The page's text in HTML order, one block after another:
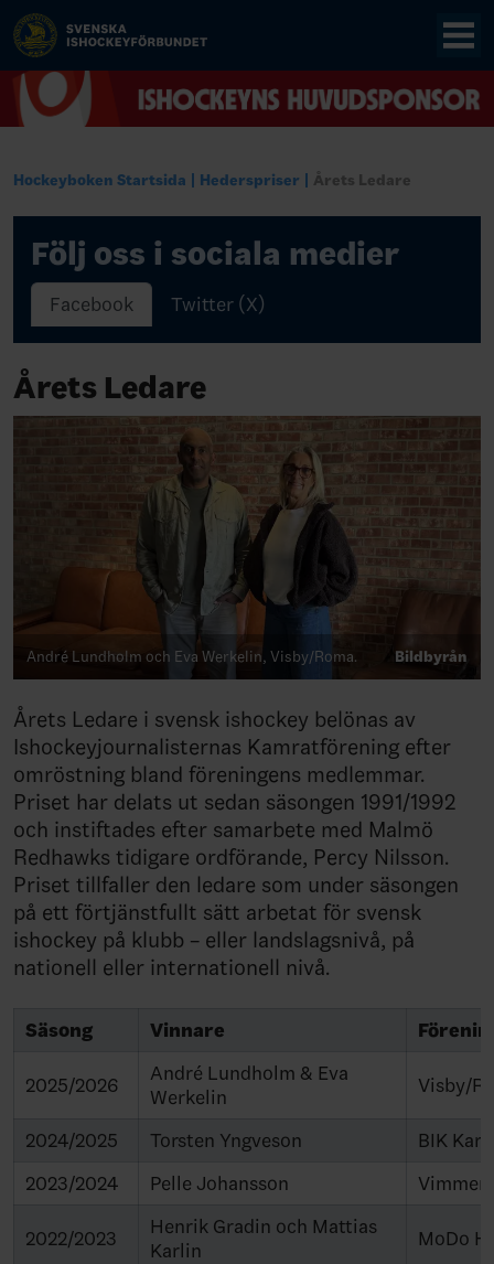
Hockeyboken Startsida Hederspriser Årets Ledare
Följ oss i sociala medier
Facebook Twitter (X)
Årets Ledare
André Lundholm och Eva Werkelin, Visby/Roma. Bildbyrån
Årets Ledare i svensk ishockey belönas av
Ishockeyjournalisternas Kamratförening efter
omröstning bland föreningens medlemmar.
Priset har delats ut sedan säsongen 1991/1992
och instiftades efter samarbete med Malmö
Redhawks tidigare ordförande, Percy Nilsson.
Priset tillfaller den ledare som under säsongen
på ett förtjänstfullt sätt arbetat för svensk
ishockey på klubb – eller landslagsnivå, på
nationell eller internationell nivå.
Säsong Vinnare
2025/2026
André Lundholm & Eva
Werkelin
Visby/
2024/2025 Torsten Yngveson
BIK
2023/2024
Pelle Johansson
2022/2023
Henrik Gradin och Mattias
Karlin
MoDo